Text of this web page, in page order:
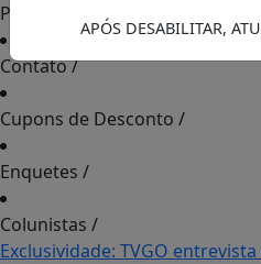
PODCAST
Contato/
Cupons de Desconto /
Enquetes /
Colunistas /
Exclusividade: TVGO
APÓS DESABILITAR,